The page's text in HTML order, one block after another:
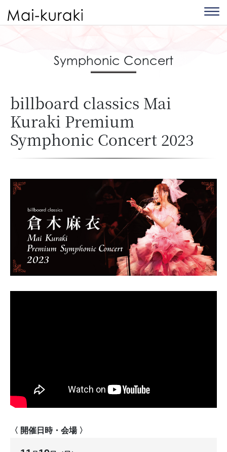
Symphonic Concert
billboard classics Mai
Kuraki Premium
Symphonic Concert 2023
〈 開催日時・会場 〉